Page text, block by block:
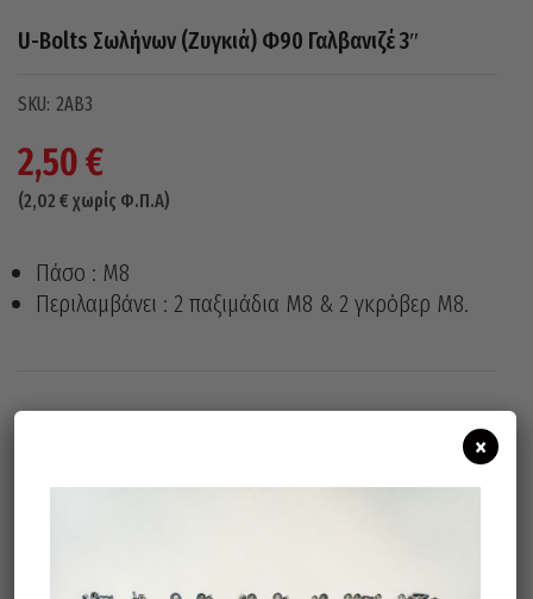
U-Bolts Σωλήνων (Ζυγκιά) Φ90 Γαλβανιζέ 3″
2AB3
2,50€
(2,02 € χωρίς Φ.Π.Α)
Πάσο : M8
Περιλαμβάνει : 2 παξιμάδια M8 & 2 γκρόβερ M8.
×